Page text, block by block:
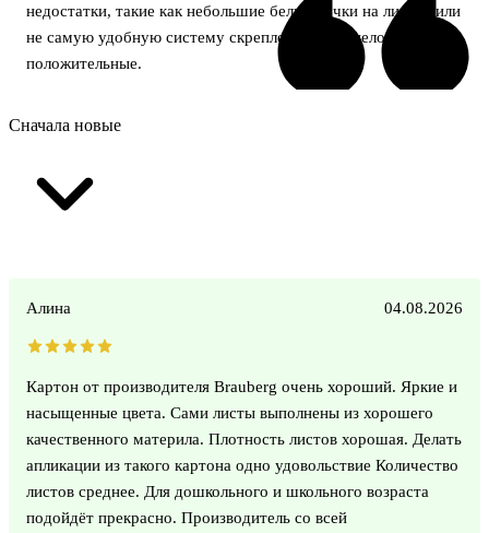
недостатки, такие как небольшие белые точки на листах или
не самую удобную систему скрепления, но в целом отзывы
положительные.
Сначала новые
Алина 04.08.2026
Картон от производителя Brauberg очень хороший. Яркие и
насыщенные цвета. Сами листы выполнены из хорошего
качественного материла. Плотность листов хорошая. Делать
апликации из такого картона одно удовольствие Количество
листов среднее. Для дошкольного и школьного возраста
подойдёт прекрасно. Производитель со всей